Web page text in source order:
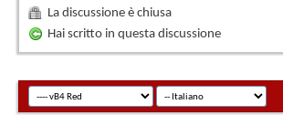
La discussione è chiusa
Hai scritto in questa discussione